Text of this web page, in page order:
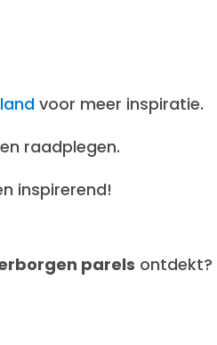
voor meer inspiratie.
raadplegen.
inspirerend!
parels ontdekt?